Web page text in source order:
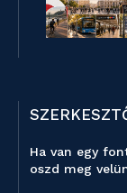
Ha van egy
oszd meg